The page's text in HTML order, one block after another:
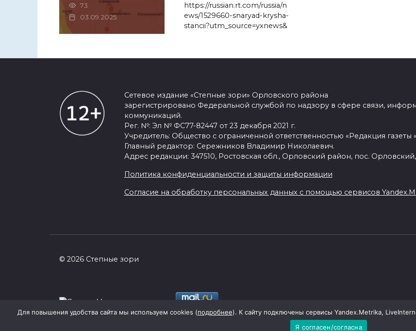
73
03.09.2025
https://russian.rt.com/russia/n
ews/1529660-snaryad-krysha-
stancii?utm_source=yxnews&
Сетевое издание «Степные зори» Орловского района
зарегистрировано Федеральной службой по надзору в сфере связи,
коммуникаций.
Рег. №: Эл № ФС77-82447 от 23 декабря 2021 г.
Учредитель: Общество с ограниченной ответственностью «Редакция газеты
Главный редактор: Сережников Владимир Николаевич.
Адрес редакции: 347510, Ростовская обл., Орловский район, пос.
Политика конфиденциальности и защиты информации
Согласие на обработку персональных данных с помощью сервисов
© 2026 Степные зори
Для повышения удобства сайта мы используем cookies (подробнее). К сайту подключены сервисы Yandex.Metrika,
Я согласен/согласна